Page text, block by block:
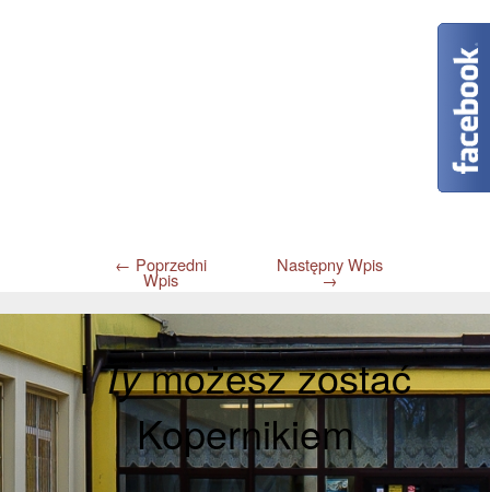
← Poprzedni
Wpis
Następny Wpis
→
ITymożesz zostać
Kopernikiem